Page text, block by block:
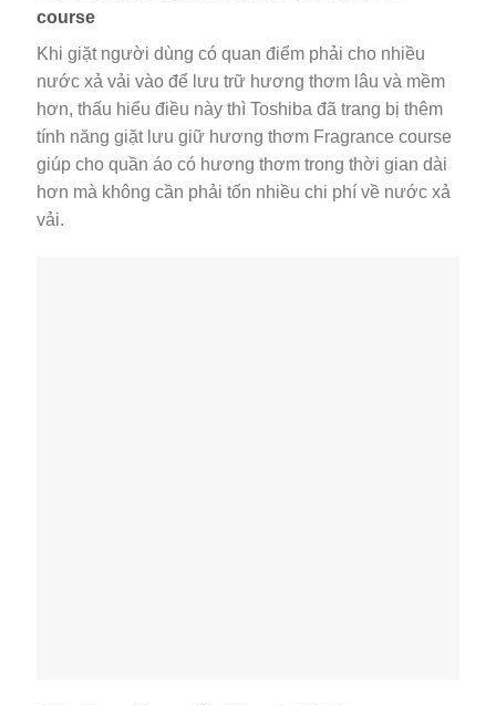
course
Khi giặt người dùng có quan điểm phải cho nhiều
nước xả vải vào để lưu trữ hương thơm lâu và mềm
hơn, thấu hiểu điều này thì Toshiba đã trang bị thêm
tính năng giặt lưu giữ hương thơm Fragrance course
giúp cho quần áo có hương thơm trong thời gian dài
hơn mà không cần phải tốn nhiều chi phí về nước xả
vải.